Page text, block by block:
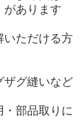
があります
いただける方
ザグ縫いなど
・部品取りに